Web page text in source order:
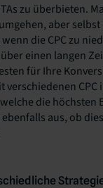
zu überbieten.
aber
die CPC zu
einen langen
für Ihre
CPC
die höchsten
aus, ob